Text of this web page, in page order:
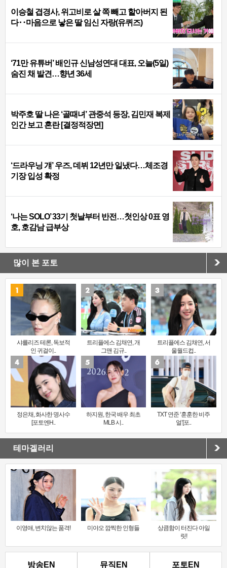
이승철 겹경사, 위고비로 살 쪽 빼고 할아버지 된
다‥마음으로 낳은 딸 임신 자랑(유퀴즈)
‘71만 유튜버’ 배인규 신남성연대 대표, 오늘(5일)
숨진 채 발견…향년 36세
박주호 딸 나은 ‘골때녀’ 관중석 등장, 김민재 복제
인간 보고 혼란 [결정적장면]
‘드라우닝 걔’ 우즈, 데뷔 12년만 일냈다…체조경
기장 입성 확정
‘나는 SOLO’ 33기 첫날부터 반전…첫인상 0표 영
호, 호감남 급부상
많이 본 포토
샤를리즈 테론, 독보적
인 귀걸이..
트리플에스 김채연, 개
그맨 김규..
트리플에스 김채연, 서
울월드컵..
정은채, 화사한 명사수
[포토엔H..
하지원, 한국 배우 최초
MLB 시..
TXT 연준 ‘훈훈한 비주
얼’[포..
테마겔러리
이영애, 변치않는 품격! 미야오 깜찍한 인형들
상큼함이 터진다 아일
릿!
방송EN 뮤직EN 포토EN